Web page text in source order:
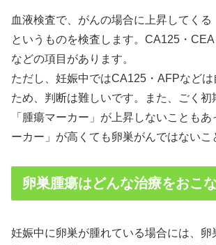
血液検査で、がんの場合に上昇してくる
というものを検査します。CA125・
などの項目があります。
ただし、妊娠中ではCA125・AFPなどは
ため、判断は難しいです。また、ごく初
「腫瘍マーカー」が上昇しないことも
ーカー」が高くても卵巣がんではないこ
卵巣腫瘍はどんな治療をおこ
妊娠中に卵巣が腫れている場合には、卵